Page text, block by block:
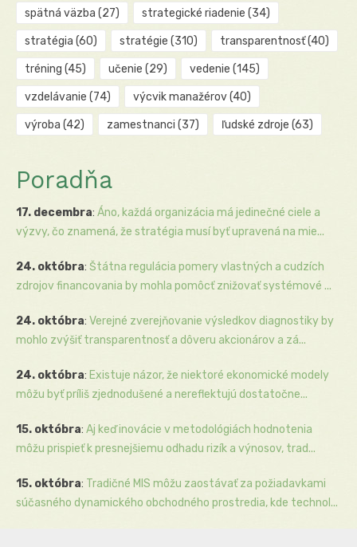
spätná väzba (27) strategické riadenie (34)
stratégia (60) stratégie (310) transparentnosť(40)
tréning (45) učenie (29) vedenie (145)
vzdelávanie (74) výcvik manažérov(40)
výroba (42) zamestnanci (37) ľudské zdroje (63)
Poradňa
17. decembra: Áno, každá organizácia má jedinečné ciele a
výzvy, čo znamená, že stratégia musí byť upravená na mie...
24. októbra: Štátna regulácia pomery vlastných a cudzích
zdrojov financovania by mohla pomôcť znižovať systémové ...
24. októbra: Verejné zverejňovanie výsledkov diagnostiky by
mohlo zvýšiť transparentnosť a dôveru akcionárov a zá...
24. októbra: Existuje názor, že niektoré ekonomické modely
môžu byť príliš zjednodušené a nereflektujú dostatočne...
15. októbra: Aj keď inovácie v metodológiách hodnotenia
môžu prispieť k presnejšiemu odhadu rizík a výnosov, trad...
15. októbra: Tradičné MIS môžu zaostávať za požiadavkami
súčasného dynamického obchodného prostredia, kde technol...